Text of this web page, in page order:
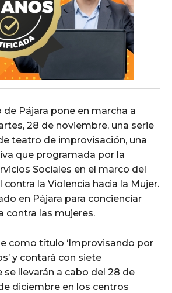
Pájara pone en marcha a
28 de noviembre, una serie
teatro de improvisación, una
que programada por la
Sociales en el marco del
contra la Violencia hacia la Mujer.
en Pájara para concienciar
contra las mujeres.
como título ‘Improvisando por
y contará con siete
se llevarán a cabo del 28 de
diciembre en los centros